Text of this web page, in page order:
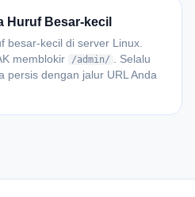
Huruf Besar-kecil
besar-kecil di server Linux.
memblokir /admin/
. Selalu
persis dengan jalur URL Anda